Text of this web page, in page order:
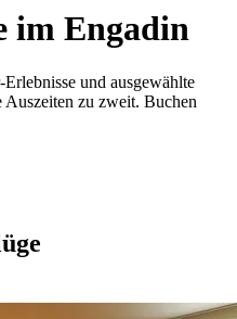
im Engadin
und ausgewählte
zu zweit. Buchen